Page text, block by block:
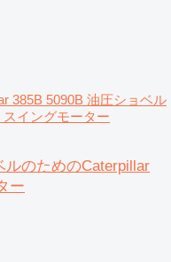
385B 5090B 油圧ショベル
スイングモーター
ルのためのCaterpillar
ー